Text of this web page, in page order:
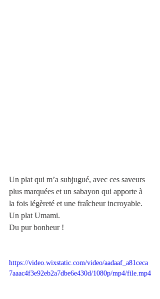
Un plat qui m’a subjugué, avec ces saveurs
plus marquées et un sabayon qui apporte à
la fois légèreté et une fraîcheur incroyable.
Un plat Umami.
Du pur bonheur !
https://video.wixstatic.com/video/aadaaf_a81ceca
7aaac4f3e92eb2a7dbe6e430d/1080p/mp4/file.mp4